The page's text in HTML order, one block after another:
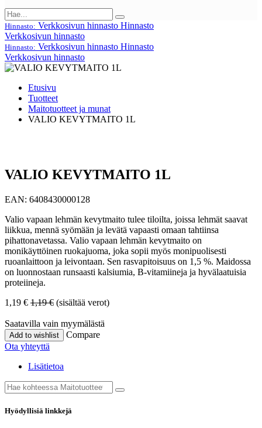
Hinnasto: Verkkosivun hinnasto Hinnasto
Verkkosivun hinnasto
Hinnasto: Verkkosivun hinnasto Hinnasto
Verkkosivun hinnasto
Etusivu
Tuotteet
Maitotuotteet ja munat
VALIO KEVYTMAITO 1L
VALIO KEVYTMAITO 1L
EAN: 6408430000128
Valio vapaan lehmän kevytmaito tulee tiloilta, joissa lehmät saavat
liikkua, mennä syömään ja levätä vapaasti omaan tahtiinsa
pihattonavetassa. Valio vapaan lehmän kevytmaito on
monikäyttöinen ruokajuoma, joka sopii myös monipuolisesti
ruoanlaittoon ja leivontaan. Sen rasvapitoisuus on 1,5 %. Maidossa
on luonnostaan runsaasti kalsiumia, B-vitamiineja ja hyvälaatuisia
proteiineja.
1,19 € 1,19€ (sisältää verot)
Saatavilla vain myymälästä
Add to wishlist
Compare
Ota yhteyttä
Lisätietoa
Hyödyllisiä linkkejä